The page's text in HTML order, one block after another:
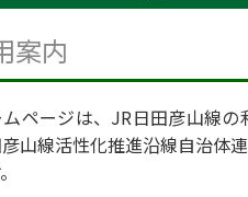
案内
ムページは、JR日田彦山線
山線活性化推進沿線自治体